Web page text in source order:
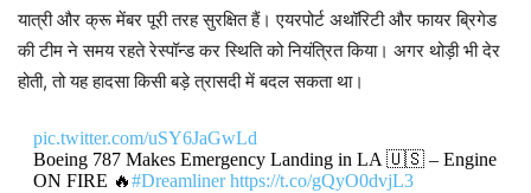
यात्री और क्रू मेंबर पूरी तरह सुरक्षित हैं। एयरपोर्ट अथॉरिटी और फायर ब्रिगेड
की टीम ने समय रहते रेस्पॉन्ड कर स्थिति को नियंत्रित किया। अगर थोड़ी भी देर
होती, तो यह हादसा किसी बड़े त्रासदी में बदल सकता था।
pic.twitter.com/uSY6JaGwLd
Boeing 787 Makes Emergency Landing in LA 🇺🇸 – Engine
ON FIRE 🔥#Dreamliner https://t.co/gQyO0dvjL3